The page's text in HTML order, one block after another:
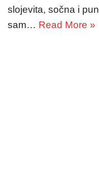
slojevita, sočna i
sam… Read More »